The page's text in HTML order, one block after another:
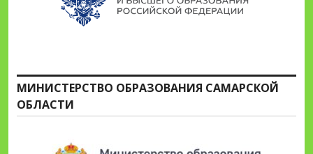
МИНИСТЕРСТВО ОБРАЗОВАНИЯ САМАРСКОЙ
ОБЛАСТИ